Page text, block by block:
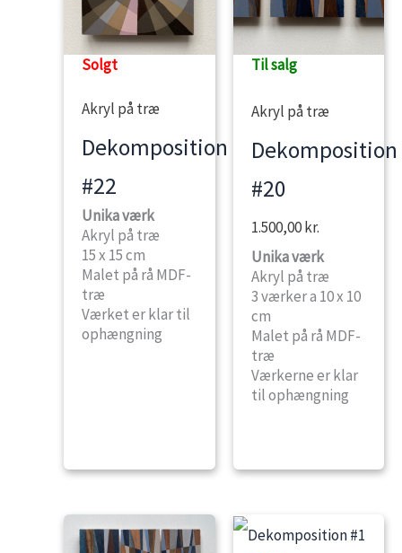
Solgt
Akryl på træ
Dekomposition
#22
Unika værk
Akryl på træ
15 x 15 cm
Malet på rå MDF-
træ
Værket er klar til
ophængning
Til salg
Akryl på træ
Dekomposition
#20
1.500,00kr.
Unika værk
Akryl på træ
3 værker a 10 x 10
cm
Malet på rå MDF-
træ
Værkerne er klar
til ophængning